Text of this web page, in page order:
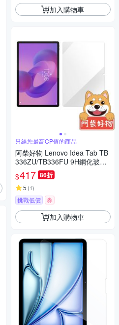
加入購物車
只給您最高CP值的商品
阿柴好物 Lenovo Idea Tab TB
336ZU/TB336FU 9H鋼化玻璃
保護貼
$417 86折
5 (1)
挑戰低價 券
加入購物車